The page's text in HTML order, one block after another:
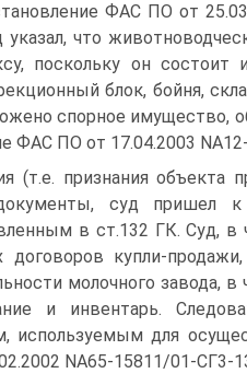
ФАС ПО от
что
поскольку он состоит
блок, бойня,
спорное имущество,
ФАС ПО от 17.04.2003
(т.е. признания объекта
суд
в ст.132 ГК. Суд, в
купли-
молочного завода,
и инвентарь.
для
NА65-15811/01-СГ3-